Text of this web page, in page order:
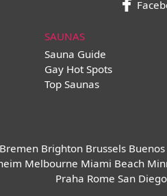
SAUNAS
Sauna Guide
Gay Hot Spots
Top Saunas
Bremen Brighton Brussels
Melbourne Miami Beach
Praha Rome San Diego